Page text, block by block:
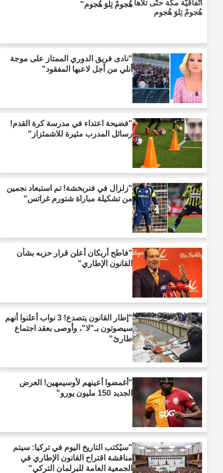
هُجومٌ تِلوَ هُجوم"
"نادى فريق الدوري الممتاز على موجة
أنلي من أجل لاعبها المفقود"
"فضيحة اعتداء في مدرسة كرة القدم!
رسائل المدرب مثيرة للاشمئزاز"
"زلزال في فنربخشة! تم استبعاد نجمين
من تشكيلة مباراة شتورم غراتس"
"فاطح أربكان أعلن قرار حزبه بشأن
القانون الإطاري"
"إطار القانون يتصدع! 3 نواب أعلنوا أنهم
سيصوتون بـ"لا"، وأوصى بعقد اجتماع
طارئ"
"أغمضوا أعينهم لأوسيمهين! العرض
الجديد 150 مليون يورو"
"سيُكتب التاريخ اليوم في تركيا: سيتم
مناقشة اقتراح القانون الإطاري في
الجمعية العامة للبرلمان التركي"